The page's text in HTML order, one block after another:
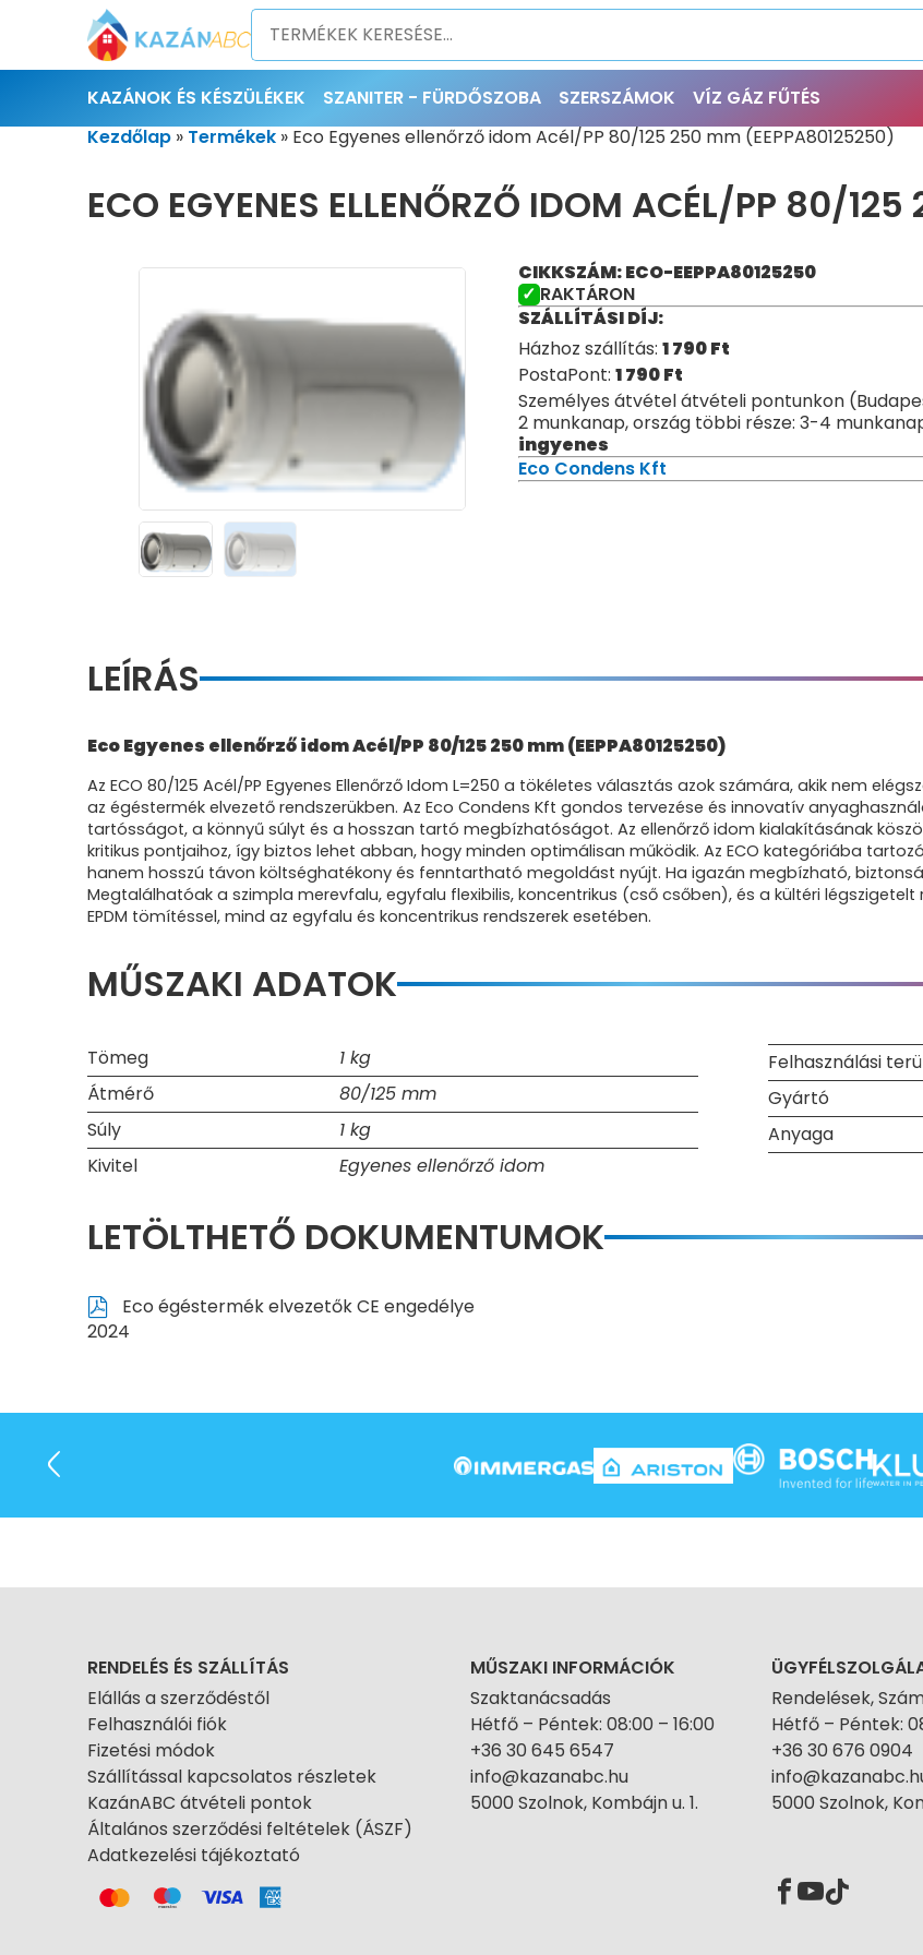
KAZÁNOK ÉS KÉSZÜLÉKEK SZANITER - FÜRDŐSZOBA SZERSZÁMOK VÍZ GÁZ FŰTÉS
Kezdőlap » Termékek » Eco Egyenes ellenőrző idom Acél/PP 80/125 250 mm (EEPPA80125250)
ECO EGYENES ELLENŐRZŐ IDOM ACÉL/PP 80/
CIKKSZÁM: ECO-EEPPA80125250
RAKTÁRON
SZÁLLÍTÁSI DÍJ:
Házhoz szállítás: 1 790Ft
PostaPont: 1 790Ft
Személyes átvétel átvételi pontunkon
2 munkanap, ország többi része: 3-4
ingyenes
Eco Condens Kft
LEÍRÁS
Eco Egyenes ellenőrző idom Acél/PP 80/125 250 mm (EEPPA80125250)
Az ECO 80/125 Acél/PP Egyenes Ellenőrző Idom L=250 a tökéletes választás azok számára, akik nem
az égéstermék elvezető rendszerükben. Az Eco Condens Kft gondos tervezése és innovatív
tartósságot, a könnyű súlyt és a hosszan tartó megbízhatóságot. Az ellenőrző idom kialakításának
kritikus pontjaihoz, így biztos lehet abban, hogy minden optimálisan működik. Az ECO kategóriába
hanem hosszú távon költséghatékony és fenntartható megoldást nyújt. Ha igazán megbízható,
Megtalálhatóak a szimpla merevfalu, egyfalu flexibilis, koncentrikus (cső csőben), és a kültéri
EPDM tömítéssel, mind az egyfalu és koncentrikus rendszerek esetében.
MŰSZAKI ADATOK
Tömeg
1 kg
Átmérő
80/125 mm
Súly
1 kg
Kivitel
Egyenes ellenőrző idom
Felhasználási
Gyártó
Anyaga
LETÖLTHETŐ DOKUMENTUMOK
Eco égéstermék elvezetők CE engedélye
2024
RENDELÉS ÉS SZÁLLÍTÁS
Elállás a szerződéstől
Felhasználói fiók
Fizetési módok
Szállítással kapcsolatos részletek
KazánABC átvételi pontok
Általános szerződési feltételek (ÁSZF)
Adatkezelési tájékoztató
MŰSZAKI INFORMÁCIÓK
Szaktanácsadás
Hétfő – Péntek: 08:00 – 16:00
+36 30 645 6547
info@kazanabc.hu
5000 Szolnok, Kombájn u. 1.
Rendelések,
Hétfő – Péntek:
+36 30 676 0904
5000 Szolnok,